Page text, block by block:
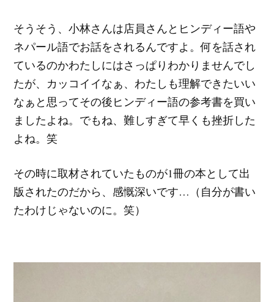
そうそう、小林さんは店員さんとヒンディー語や
ネパール語でお話をされるんですよ。何を話され
ているのかわたしにはさっぱりわかりませんでし
たが、カッコイイなぁ、わたしも理解できたいい
なぁと思ってその後ヒンディー語の参考書を買い
ましたよね。でもね、難しすぎて早くも挫折した
よね。笑
その時に取材されていたものが1冊の本として出
版されたのだから、感慨深いです…（自分が書い
たわけじゃないのに。笑）